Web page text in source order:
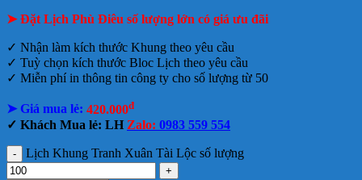
➤ Đặt Lịch Phù Điêu số lượng lớn có giá ưu đãi
✓ Nhận làm kích thước Khung theo yêu cầu
✓ Tuỳ chọn kích thước Bloc Lịch theo yêu cầu
✓ Miễn phí in thông tin công ty cho số lượng từ 50
➤ Giá mua lẻ: 420.000đ
✓ Khách Mua lẻ: LH Zalo: 0983 559 554
Lịch Khung Tranh Xuân Tài Lộc số lượng